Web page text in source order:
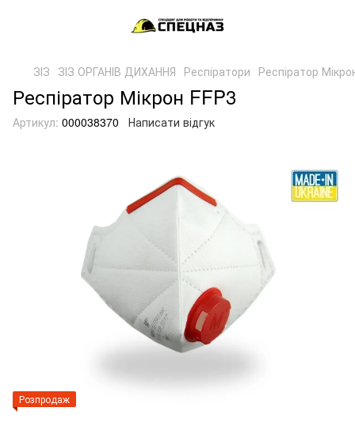
ЗІЗ ЗІЗ ОРГАНІВ ДИХАННЯ Респіратори Респіратор
Респіратор Мікрон FFP3
Артикул: 000038370 Написати відгук
Розпродаж